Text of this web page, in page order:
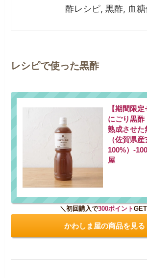
酢レシピ, 黒酢, 血糖
レシピで使った黒酢
【期間限
にごり黒酢
熟成させた
（佐賀県
100%）-
屋
＼初回購入で300ポイント
かわしま屋の商品を見る